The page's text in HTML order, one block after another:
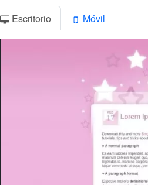
Escritorio Móvil